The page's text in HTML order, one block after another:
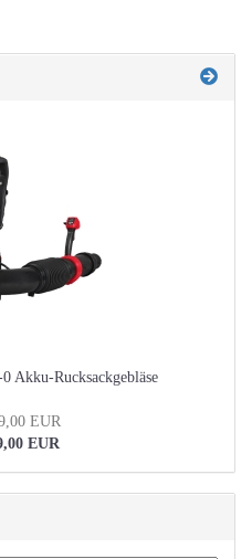
Akku-Rucksackgebläse
EUR
EUR